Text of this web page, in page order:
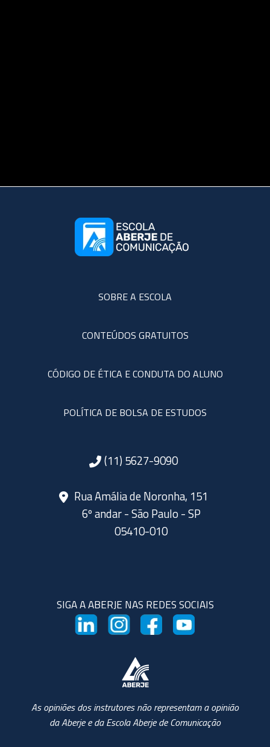
SOBRE A ESCOLA
CONTEÚDOS GRATUITOS
CÓDIGO DE ÉTICA E CONDUTA DO ALUNO
POLÍTICA DE BOLSA DE ESTUDOS
(11) 5627-9090
Rua Amália de Noronha, 151
6º andar - São Paulo - SP
05410-010
SIGA A ABERJE NAS REDES SOCIAIS
As opiniões dos instrutores não representam a opinião
da Aberje e da Escola Aberje de Comunicação